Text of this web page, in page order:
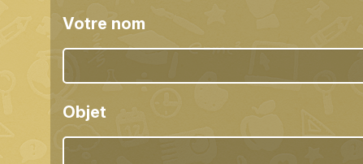
Votre nom
Objet